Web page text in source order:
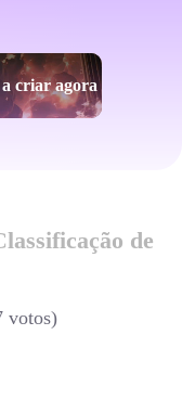
a criar agora
de
votos)